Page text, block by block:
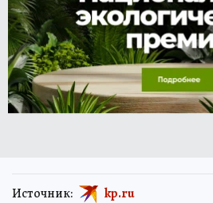
Источник: kp.ru